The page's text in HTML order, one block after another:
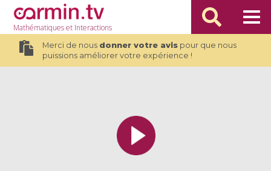
Mathématiqueset Interactions
Merci de nous donner votre avispour que nous
puissions améliorer votre expérience !